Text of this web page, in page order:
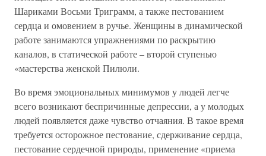
Шариками Восьми Триграмм, а также пестованием
сердца и омовением в ручье. Женщины в динамической
работе занимаются упражнениями по раскрытию
каналов, в статической работе – второй ступенью
«мастерства женской Пилюли.
Во время эмоциональных минимумов у людей легче
всего возникают беспричинные депрессии, а у молодых
людей появляется даже чувство отчаяния. В такое время
требуется осторожное пестование, сдерживание сердца,
пестование сердечной природы, применение «приема